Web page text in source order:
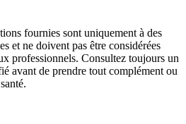
fournies sont uniquement à des
et ne doivent pas être considérées
professionnels. Consultez toujours un
avant de prendre tout complément ou